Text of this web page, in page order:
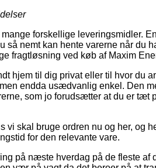
forskellige leveringsmidler.
så nemt kan hente varerne når du
fragtløsning ved køb af Maxim
hjem til dig privat eller til hvor du
endda usædvanlig enkel. Den
som jo forudsætter at du er tæt
skal bruge ordren nu og her, og
for den relevante vare.
på næste hverdag på de fleste af